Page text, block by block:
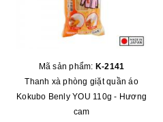
Mã sản phẩm: K-2141
Thanh xà phòng giặt quần áo
Kokubo Benly YOU 110g - Hương
cam